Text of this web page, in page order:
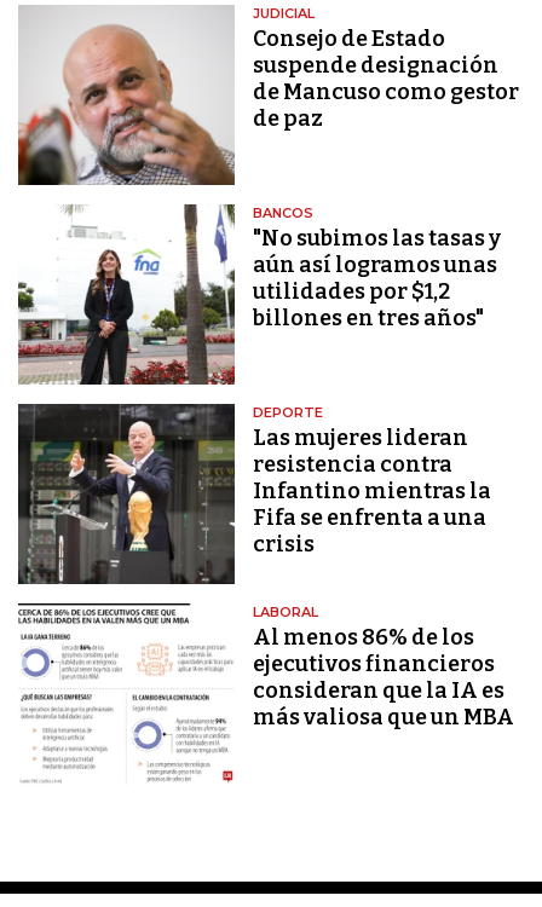
JUDICIAL
Consejo de Estado
suspende designación
de Mancuso como gestor
de paz
BANCOS
"No subimos las tasas y
aún así logramos unas
utilidades por $1,2
billones en tres años"
DEPORTE
Las mujeres lideran
resistencia contra
Infantino mientras la
Fifa se enfrenta a una
crisis
LABORAL
Al menos 86% de los
ejecutivos financieros
consideran que la IA es
más valiosa que un MBA